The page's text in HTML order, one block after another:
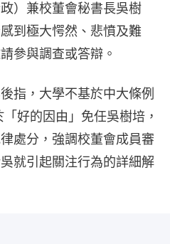
）兼校董會秘書長吳樹
到極大愕然、悲憤及難
參與調查或答辯。
指，大學不基於中大條例
好的因由」免任吳樹培，
處分，強調校董會成員審
就引起關注行為的詳細解